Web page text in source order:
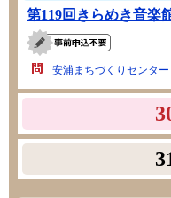
第119回きらめき音楽
安浦まちづくりセンター